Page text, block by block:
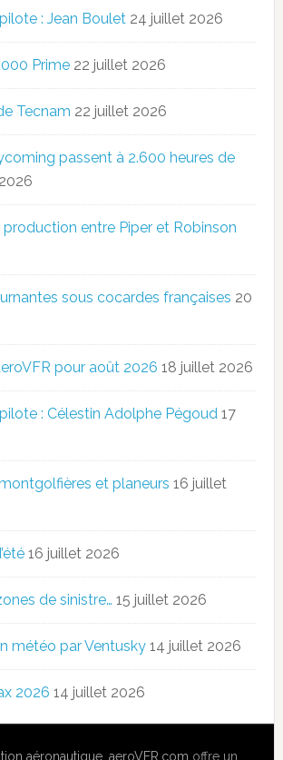
: Jean Boulet 24 juillet 2026
Prime 22 juillet 2026
Tecnam 22 juillet 2026
passent à 2.600 heures de
entre Piper et Robinson
sous cocardes françaises 20
pour août 2026 18 juillet 2026
: Célestin Adolphe Pégoud 17
et planeurs 16 juillet
16 juillet 2026
de sinistre… 15 juillet 2026
météo par Ventusky 14 juillet 2026
2026 14 juillet 2026
aéronautique ,aeroVFR.com offre un